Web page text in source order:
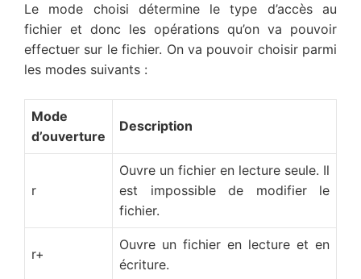
Le mode choisi détermine le type d’accès au
fichier et donc les opérations qu’on va pouvoir
effectuer sur le fichier. On va pouvoir choisir parmi
les modes suivants :
Mode
d’ouverture
Description
r
Ouvre un fichier en lecture seule. Il
est impossible de modifier le
fichier.
r+
Ouvre un fichier en lecture et en
écriture.